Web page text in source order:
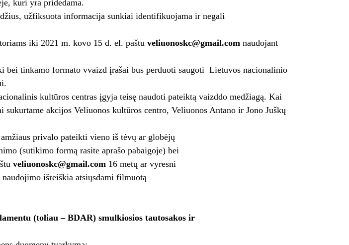
kuri yra pridedama.
užfiksuota informacija sunkiai identifikuojama ir negali
iki 2021 m. kovo 15 d. el. paštu veliuonoskc@gmail.com naudojant
bei tinkamo formato vvaizd įrašai bus perduoti saugoti Lietuvos nacionalinio
kultūros centras įgyja teisę naudoti pateiktą vaizddo medžiagą. Kai
sukurtame akcijos Veliuonos kultūros centro, Veliuonos Antano ir Jono Juškų
privalo pateikti vieno iš tėvų ar globėjų
(sutikimo formą rasite aprašo pabaigoje) bei
veliuonoskc@gmail.com 16 metų ar vyresni
išreiškia atsiųsdami filmuotą
(toliau – BDAR) smulkiosios tautosakos ir